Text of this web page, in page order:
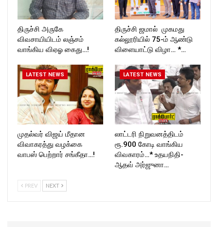
திருச்சி அருகே
விவசாயியிடம் லஞ்சம்
வாங்கிய விஏஓ கைது…!
திருச்சி ஜமால் முகமது
கல்லூரியில் 75-ம் ஆண்டு
விளையாட்டு விழா… *…
LATEST NEWS
முதல்வர் விஜய் மீதான
விவாகரத்து வழக்கை
வாபஸ் பெற்றார் சங்கீதா…!
LATEST NEWS
லாட்டரி நிறுவனத்திடம்
ரூ.900 கோடி வாங்கிய
விவகாரம்…* உதயநிதி-
ஆதவ் அர்ஜுனா…
PREV NEXT